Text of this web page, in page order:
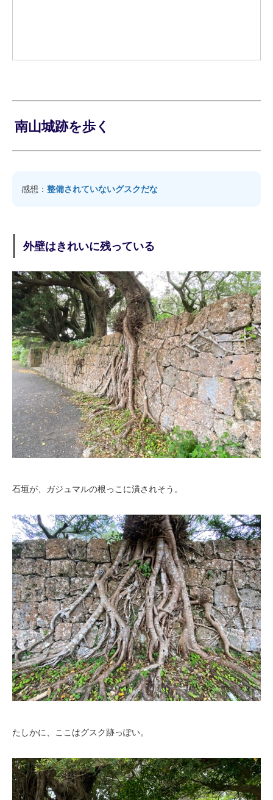
南山城跡を歩く
感想： 整備されていないグスクだな
外壁はきれいに残っている
石垣が、ガジュマルの根っこに潰されそう。
たしかに、ここはグスク跡っぽい。